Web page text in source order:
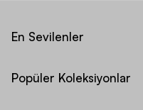
En Sevilenler
Popüler Koleksiyonlar